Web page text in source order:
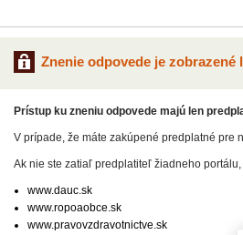
Znenie odpovede je
Prístup ku zneniu odpovede majú len
V prípade, že máte zakúpené predplatné
Ak nie ste zatiaľ predplatiteľ žiadneho
www.dauc.sk
www.ropoaobce.sk
www.pravovzdravotnictve.sk